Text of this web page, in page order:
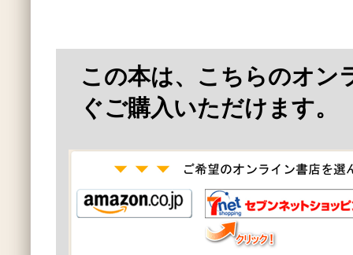
この本は、こちらのオン
ぐご購入いただけます。